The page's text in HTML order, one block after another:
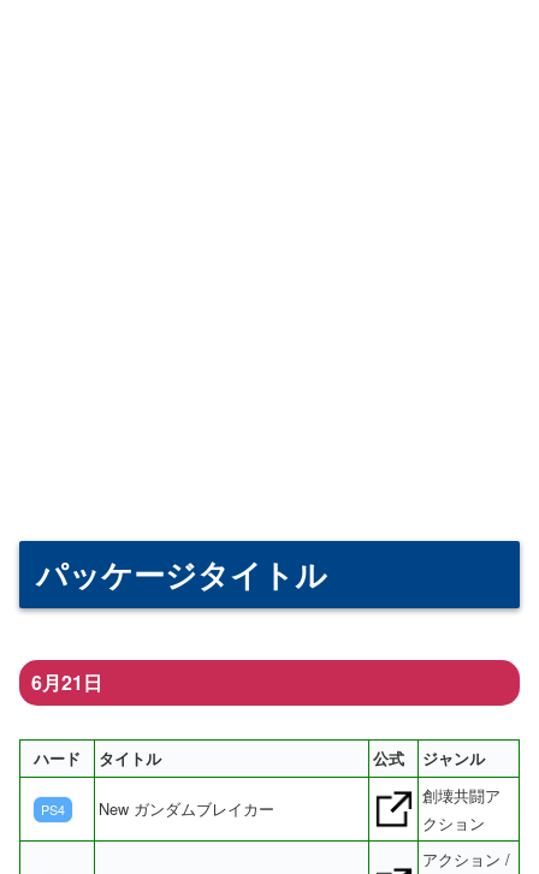
パッケージタイトル
6月21日
ハード タイトル 公式 ジャンル
PS4 New ガンダムブレイカー
創壊共闘ア
クション
アクション /